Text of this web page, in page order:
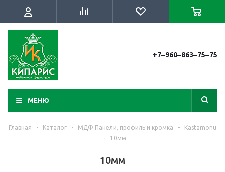
+7‒960‒863‒75‒75
МЕНЮ
Главная - Каталог - МДФ Панели, профиль и кромка -
Kastamonu
-
10мм
10мм